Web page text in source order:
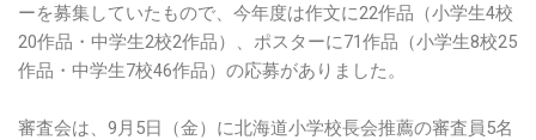
ーを募集していたもので、今年度は作文に22作品（小学生4校
20作品・中学生2校2作品）、ポスターに71作品（小学生8校25
作品・中学生7校46作品）の応募がありました。
審査会は、9月5日（金）に北海道小学校長会推薦の審査員5名